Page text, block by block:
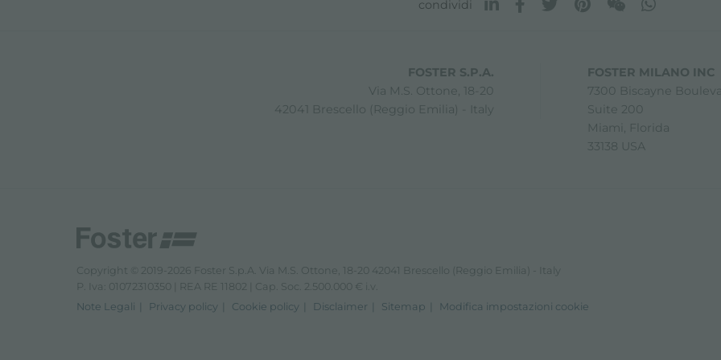
condividi
FOSTER S.P.A.
Via M.S. Ottone, 18-20
42041 Brescello (Reggio Emilia) - Italy
FOSTER MILANO INC
7300 Biscayne
Suite 200
Miami, Florida
33138 USA
Copyright © 2019-2026 Foster S.p.A. Via M.S. Ottone, 18-20 42041 Brescello (Reggio Emilia) - Italy
P. Iva: 01072310350 | REA RE 11802 | Cap. Soc. 2.500.000 € i.v.
Note Legali
Privacy policy Cookie policy Disclaimer Sitemap Modifica impostazioni cookie